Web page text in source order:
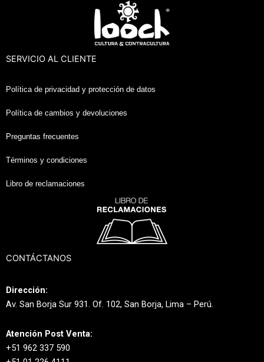
SERVICIO AL CLIENTE
Política de privacidad y protección de datos
Política de cambios y devoluciones
Preguntas frecuentes
Términos y condiciones
Libro de reclamaciones
CONTÁCTANOS
Dirección:
Av. San Borja Sur 931. Of. 102, San Borja, Lima – Perú.
Atención Post Venta:
+51 962 337 590